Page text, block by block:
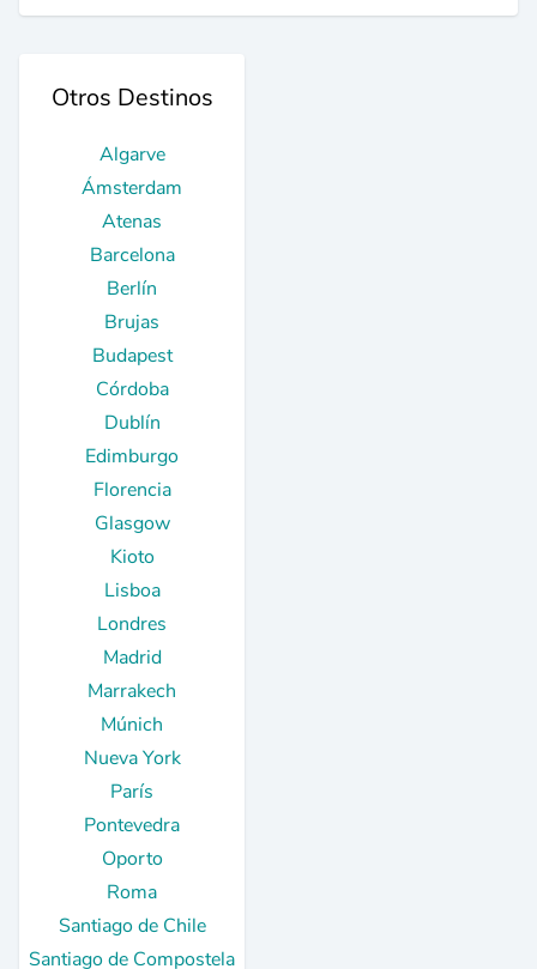
Otros Destinos
Algarve
Ámsterdam
Atenas
Barcelona
Berlín
Brujas
Budapest
Córdoba
Dublín
Edimburgo
Florencia
Glasgow
Kioto
Lisboa
Londres
Madrid
Marrakech
Múnich
Nueva York
París
Pontevedra
Oporto
Roma
Santiago de Chile
Santiago de Compostela